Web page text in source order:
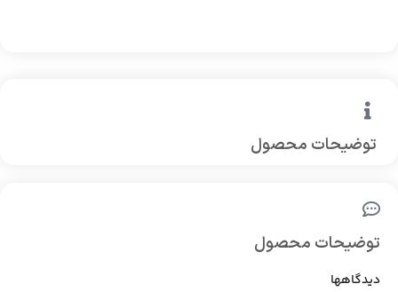
توضیحات محصول
توضیحات محصول
دیدگاهها